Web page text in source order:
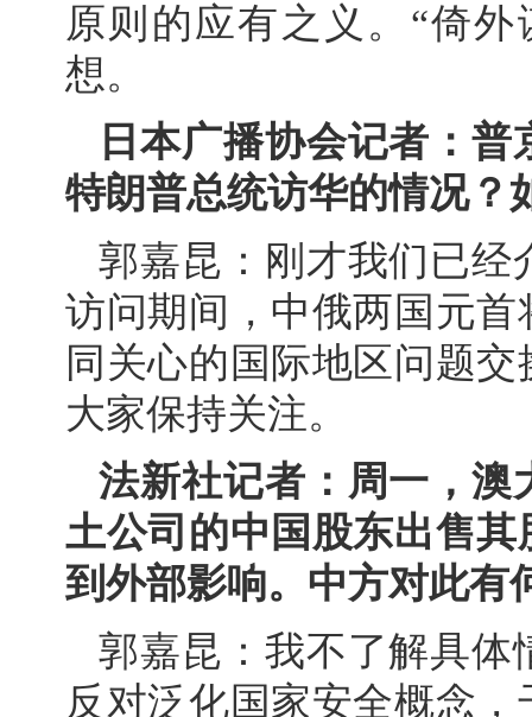
原则的应有之义。“倚
想。
日本广播协会记者：
特朗普总统访华的情况？
郭嘉昆：刚才我们已经
访问期间，中俄两国元
同关心的国际地区问题
大家保持关注。
法新社记者：周一，澳
土公司的中国股东出售
到外部影响。中方对此有
郭嘉昆：我不了解具体
反对泛化国家安全概念